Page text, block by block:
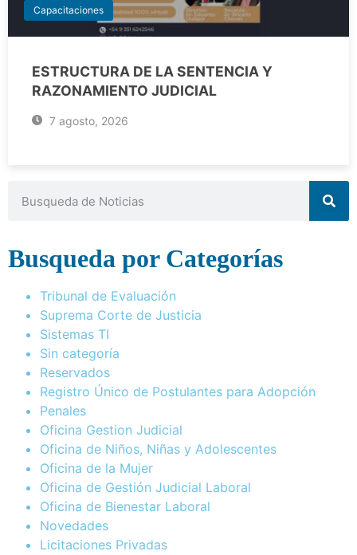
Capacitaciones
ESTRUCTURA DE LA SENTENCIA Y
RAZONAMIENTO JUDICIAL
7 agosto, 2026
Busqueda por Categorías
Tribunal de Evaluación
Suprema Corte de Justicia
Sistemas TI
Sin categoría
Reservados
Registro Único de Postulantes para Adopción
Penales
Oficina Gestion Judicial
Oficina de Niños, Niñas y Adolescentes
Oficina de la Mujer
Oficina de Gestión Judicial Laboral
Oficina de Bienestar Laboral
Novedades
Licitaciones Privadas